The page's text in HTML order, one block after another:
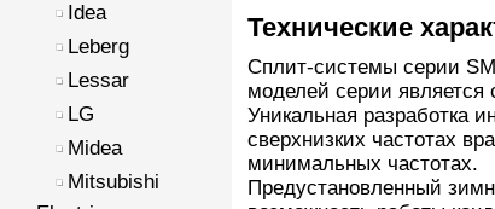
Idea
Leberg
Lessar
LG
Midea
Mitsubishi
Технические
Сплит-системы серии
моделей серии является
Уникальная разработка
сверхнизких частотах
минимальных частотах.
Предустановленный